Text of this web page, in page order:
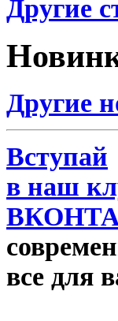
Другие
Другие
Вступай
в наш
все для